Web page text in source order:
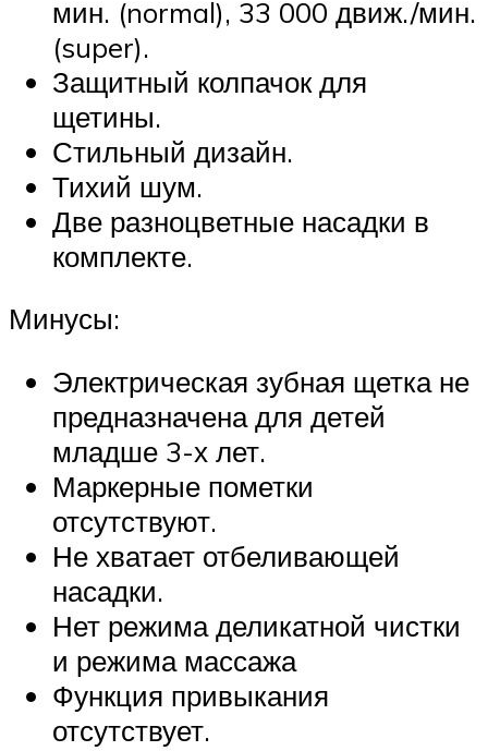
мин. (normal), 33 000 движ./мин.
(super).
Защитный колпачок для
щетины.
Стильный дизайн.
Тихий шум.
Две разноцветные насадки в
комплекте.
Минусы:
Электрическая зубная щетка не
предназначена для детей
младше 3-х лет.
Маркерные пометки
отсутствуют.
Не хватает отбеливающей
насадки.
Нет режима деликатной чистки
и режима массажа
Функция привыкания
отсутствует.